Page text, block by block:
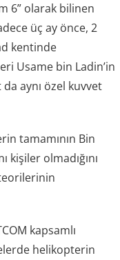
6” olarak bilinen
üç ay önce, 2
kentinde
Usame bin Ladin’in
aynı özel kuvvet
tamamının Bin
kişiler olmadığını
kapsamlı
helikopterin